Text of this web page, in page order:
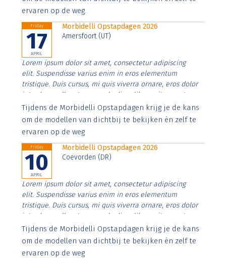
ervaren op de weg.
Friday
17
APRIL
Morbidelli Opstapdagen 2026
Amersfoort (UT)
Lorem ipsum dolor sit amet, consectetur adipiscing
elit. Suspendisse varius enim in eros elementum
tristique. Duis cursus, mi quis viverra ornare, eros dolor
interdum nulla, ut commodo diam libero vitae erat.
Aenean faucibus nibh et justo cursus id rutrum lorem
imperdiet. Nunc ut sem vitae risus tristique posuere.
Tijdens de Morbidelli Opstapdagen krijg je de kans
om de modellen van dichtbij te bekijken én zelf te
ervaren op de weg
Friday
10
APRIL
Morbidelli Opstapdagen 2026
Coevorden (DR)
Lorem ipsum dolor sit amet, consectetur adipiscing
elit. Suspendisse varius enim in eros elementum
tristique. Duis cursus, mi quis viverra ornare, eros dolor
interdum nulla, ut commodo diam libero vitae erat.
Aenean faucibus nibh et justo cursus id rutrum lorem
imperdiet. Nunc ut sem vitae risus tristique posuere.
Tijdens de Morbidelli Opstapdagen krijg je de kans
om de modellen van dichtbij te bekijken én zelf te
ervaren op de weg